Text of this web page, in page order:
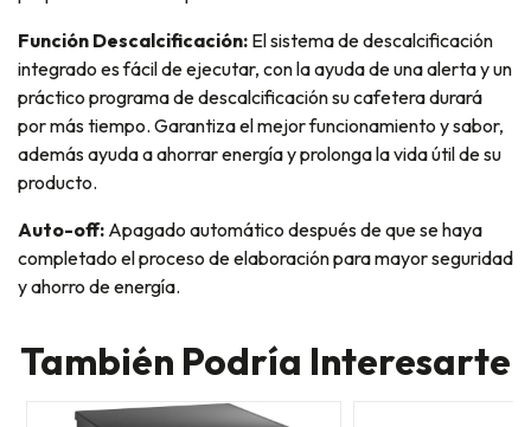
Función Descalcificación: El sistema de descalcificación
integrado es fácil de ejecutar, con la ayuda de una alerta y un
práctico programa de descalcificación su cafetera durará
por más tiempo. Garantiza el mejor funcionamiento y sabor,
además ayuda a ahorrar energía y prolonga la vida útil de su
producto.
Auto-off: Apagado automático después de que se haya
completado el proceso de elaboración para mayor seguridad
y ahorro de energía.
También Podría Interesarte